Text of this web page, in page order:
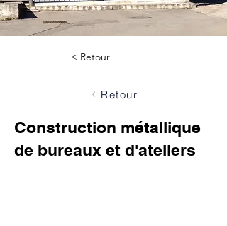
< Retour
Retour
Construction métallique
de bureaux et d'ateliers